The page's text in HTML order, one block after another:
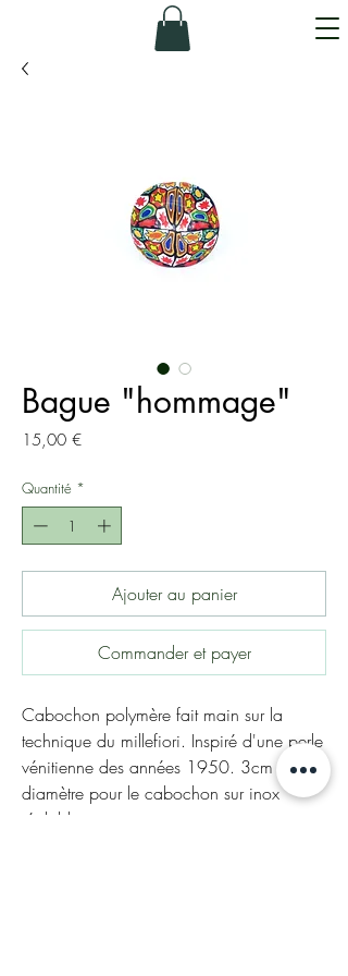
Bague "hommage"
15,00 €Prix
Quantité *
Ajouter au panier
Commander et payer
Cabochon polymère fait main sur la
technique du millefiori. Inspiré d'une perle
vénitienne des années 1950. 3cm de
diamètre pour le cabochon sur inox
réglable.